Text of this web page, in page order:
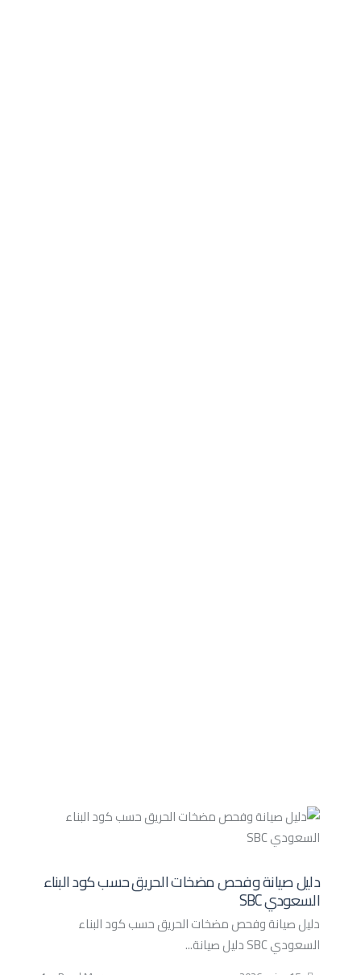
دليل صيانة وفحص مضخات الحريق حسب كود البناء
السعودي SBC
دليل صيانة وفحص مضخات الحريق حسب كود البناء
السعودي SBC دليل صيانة...